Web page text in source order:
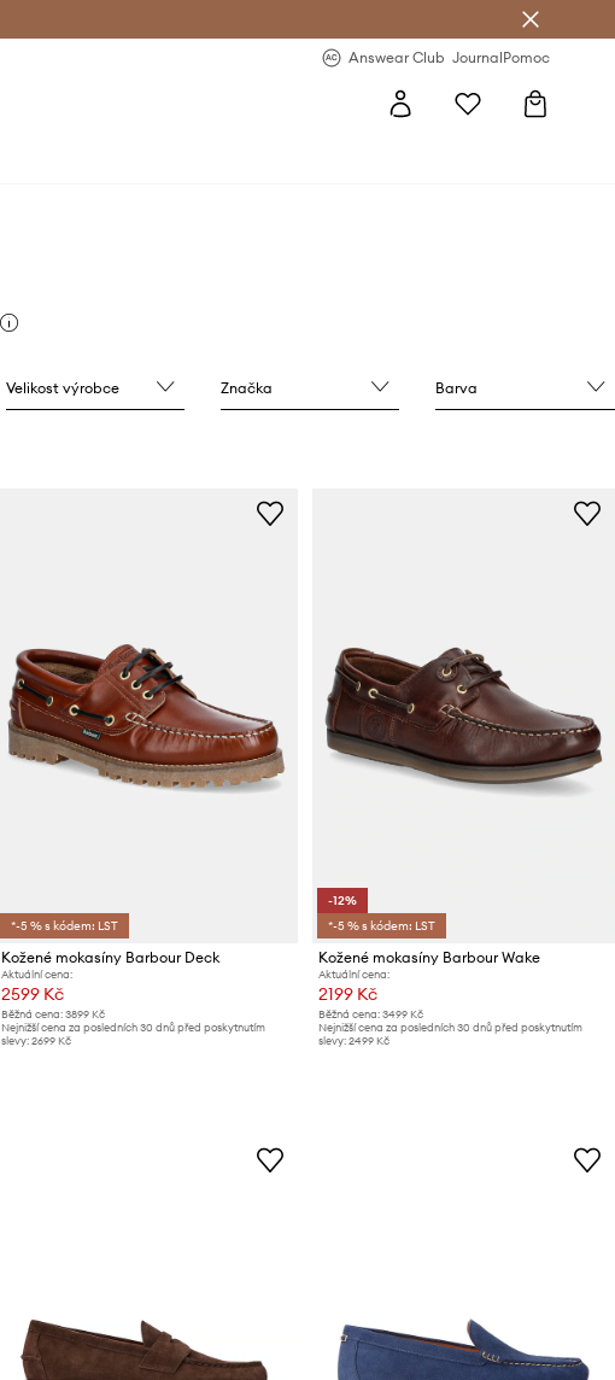
Answear Club JournalPomoc
Velikost výrobce Značka Barva
*-5 % s kódem: LST
Kožené mokasíny Barbour Deck
Aktuální cena:
2599 Kč
Běžná cena: 3899 Kč
Nejnižší cena za posledních 30 dnů před poskytnutím
slevy: 2699 Kč
-12%
*-5 % s kódem: LST
Kožené mokasíny Barbour Wake
Aktuální cena:
2199 Kč
Běžná cena: 3499 Kč
Nejnižší cena za posledních 30 dnů před poskytnutím
slevy: 2499 Kč